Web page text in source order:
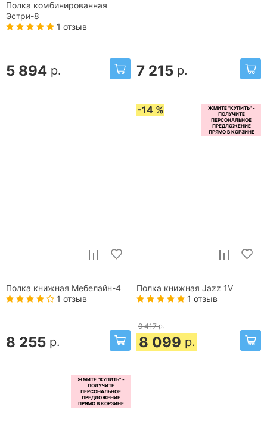
Полка комбинированная
Эстри-8
1 отзыв
5 894 р. 7 215 р.
Полка книжная Мебелайн-4
1 отзыв
8 255 р.
-14 %
Полка книжная Jazz 1V
1 отзыв
9 417 р.
8 099 р.